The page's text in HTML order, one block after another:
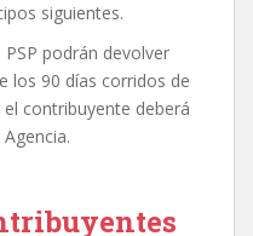
siguientes.
podrán devolver
los 90 días corridos de
contribuyente deberá